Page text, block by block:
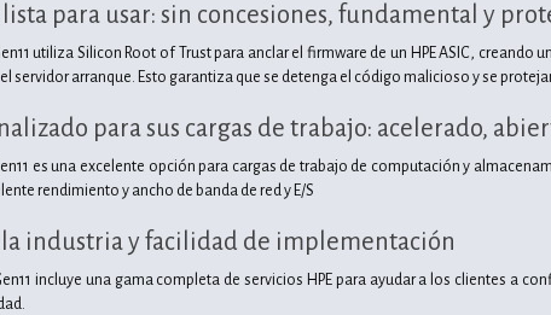
para usar: sin concesiones, fundamental y
utiliza Silicon Root of Trust para anclar el firmware de un HPE ASIC,
servidor arranque. Esto garantiza que se detenga el código malicioso y se
para sus cargas de trabajo: acelerado,
es una excelente opción para cargas de trabajo de computación y
rendimiento y ancho de banda de red y E/S
industria y facilidad de implementación
incluye una gama completa de servicios HPE para ayudar a los clientes a